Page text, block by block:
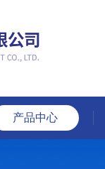
产品中心